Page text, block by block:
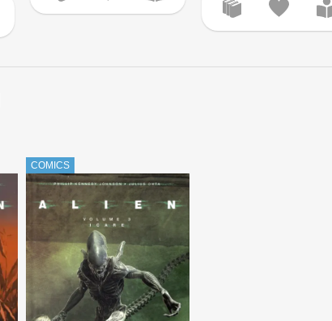
COMICS